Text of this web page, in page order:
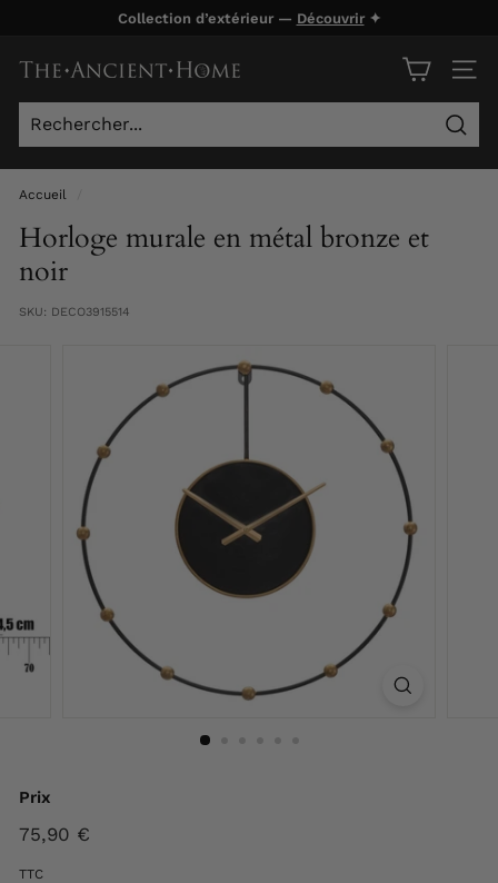
contenu
Collection d’extérieur — Découvrir✦
T
h
e
A
n
c
i
n
c
e
Accueil
Horloge murale en métal bronze et
noir
SKU: DECO3915514
Prix
Prix
75,90 €
TTC